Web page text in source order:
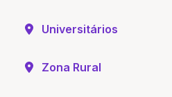
Universitários
Zona Rural